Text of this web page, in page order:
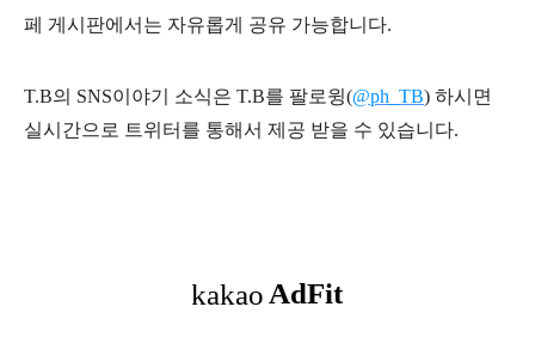
페 게시판에서는 자유롭게 공유 가능합니다.
T.B의 SNS이야기 소식은 T.B를 팔로윙(@ph_TB) 하시면
실시간으로 트위터를 통해서 제공 받을 수 있습니다.